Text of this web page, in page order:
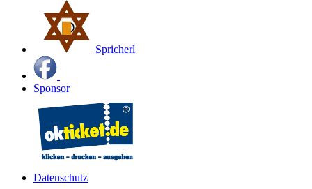
Spricherl
Sponsor
Datenschutz